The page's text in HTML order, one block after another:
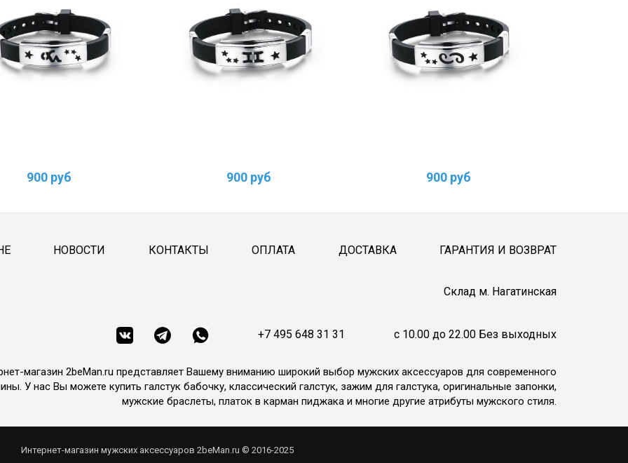
900 руб 900 руб 900 руб
НОВОСТИ КОНТАКТЫ ОПЛАТА ДОСТАВКА ГАРАНТИЯ И ВОЗВРАТ
Cклад м. Нагатинская
+7 495 648 31 31 c 10.00 до 22.00 Без выходных
магазин 2beMan.ru представляет Вашему вниманию широкий выбор мужских аксессуаров для современного
У нас Вы можете купить галстук бабочку, классический галстук, зажим для галстука, оригинальные запонки,
мужские браслеты, платок в карман пиджака и многие другие атрибуты мужского стиля.
Интернет-магазин мужских аксессуаров 2beMan.ru © 2016-2025